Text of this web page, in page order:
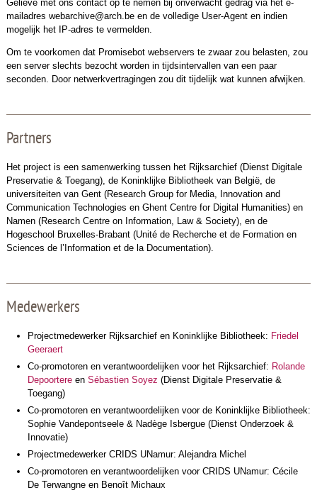
Gelieve met ons contact op te nemen bij onverwacht gedrag via het e-
mailadres webarchive@arch.be en de volledige User-Agent en indien
mogelijk het IP-adres te vermelden.
Om te voorkomen dat Promisebot webservers te zwaar zou belasten, zou
een server slechts bezocht worden in tijdsintervallen van een paar
seconden. Door netwerkvertragingen zou dit tijdelijk wat kunnen afwijken.
Partners
Het project is een samenwerking tussen het Rijksarchief (Dienst Digitale
Preservatie & Toegang), de Koninklijke Bibliotheek van België, de
universiteiten van Gent (Research Group for Media, Innovation and
Communication Technologies en Ghent Centre for Digital Humanities) en
Namen (Research Centre on Information, Law & Society), en de
Hogeschool Bruxelles-Brabant (Unité de Recherche et de Formation en
Sciences de l’Information et de la Documentation).
Medewerkers
Projectmedewerker Rijksarchief en Koninklijke Bibliotheek: Friedel
Geeraert
Co-promotoren en verantwoordelijken voor het Rijksarchief: Rolande
Depoortereen Sébastien Soyez (Dienst Digitale Preservatie &
Toegang)
Co-promotoren en verantwoordelijken voor de Koninklijke Bibliotheek:
Sophie Vandepontseele & Nadège Isbergue (Dienst Onderzoek &
Innovatie)
Projectmedewerker CRIDS UNamur: Alejandra Michel
Co-promotoren en verantwoordelijken voor CRIDS UNamur: Cécile
De Terwangne en Benoît Michaux